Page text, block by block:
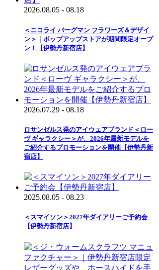
2026.08.05 - 08.18
＜ニコライ バーグマン フラワーズ＆デザイ
ン＞｜ポップアップストアが期間限定オープ
ン！【伊勢丹新宿店】
2026.07.29 - 08.18
ロサンゼルス発のアイウェアブランド＜ロー
ヴ ギャラクシー＞が、2026年最新モデルを
ご紹介するプロモーションを開催【伊勢丹新
宿店】
2025.08.05 - 08.23
＜スマイソン＞2027年ダイアリーご予約会
【伊勢丹新宿店】